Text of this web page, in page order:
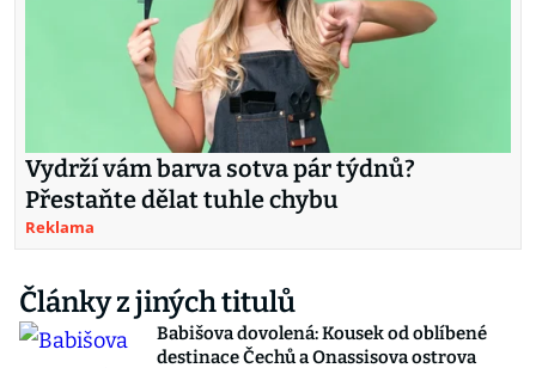
Vydrží vám barva sotva pár týdnů?
Přestaňte dělat tuhle chybu
Reklama
Články z jiných titulů
Babišova dovolená: Kousek od oblíbené
destinace Čechů a Onassisova ostrova